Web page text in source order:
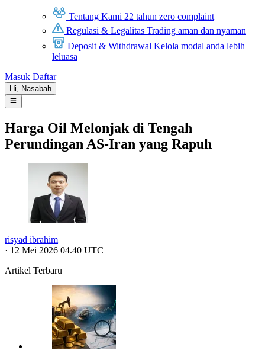
Tentang Kami 22 tahun zero complaint
Regulasi & Legalitas Trading aman dan nyaman
Deposit & Withdrawal Kelola modal anda lebih
leluasa
Masuk Daftar
Hi, Nasabah
Harga Oil Melonjak di Tengah
Perundingan AS-Iran yang Rapuh
risyad ibrahim
· 12 Mei 2026 04.40 UTC
Artikel Terbaru